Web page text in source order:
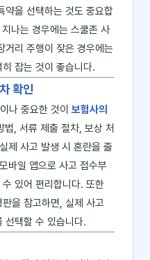
약을 선택하는 것도 중요합
나는 경우에는 스쿨존 사
거리 주행이 잦은 경우에는
잡는 것이 좋습니다.
확인
나 중요한 것이 보험사의
법, 서류 제출 절차, 보상 처
제 사고 발생 시 혼란을 줄
바일 앱으로 사고 접수부
있어 편리합니다. 또한
을 참고하면, 실제 사고
선택할 수 있습니다.